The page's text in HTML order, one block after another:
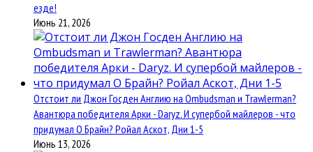
езде!
Июнь 21, 2026
Отстоит ли Джон Госден Англию на Ombudsman и Trawlerman?
Авантюра победителя Арки - Daryz. И супербой майлеров - что
придумал О Брайн? Ройал Аскот, Дни 1-5
Июнь 13, 2026